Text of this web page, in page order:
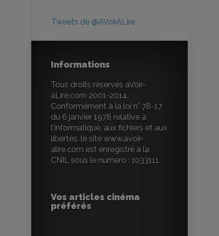
Tweets de @AVoirALire
Informations
Tous droits réservés aVoir-
aLire.com 2001-2014.
Conformément à la loi n° 78-17
du 6 janvier 1978 relative à
l'informatique, aux fichiers et aux
libertés, le site www.avoir-
alire.com est enregistré à la
CNIL sous le numéro : 1033111.
Vos articles cinéma
préférés